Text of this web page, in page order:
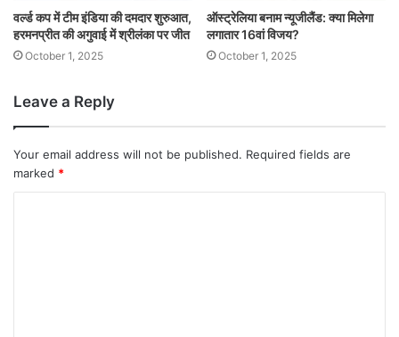
वर्ल्ड कप में टीम इंडिया की दमदार शुरुआत,
हरमनप्रीत की अगुवाई में श्रीलंका पर जीत
October 1, 2025
ऑस्ट्रेलिया बनाम न्यूजीलैंड: क्या मिलेगा
लगातार 16वां विजय?
October 1, 2025
Leave a Reply
Your email address will not be published. Required fields are
marked *